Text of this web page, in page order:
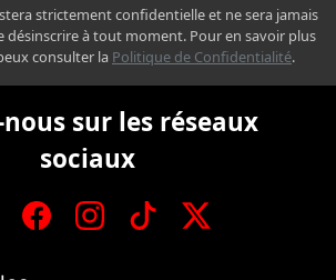
strictement confidentielle et ne sera jamais
désinscrire à tout moment. Pour en savoir plus
consulter la Politique de Confidentialité.
nous sur les réseaux
sociaux